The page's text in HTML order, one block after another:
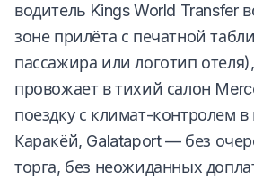
водитель Kings World Transfer
зоне прилёта с печатной
пассажира или логотип
провожает в тихий салон
поездку с климат-контролем
Каракёй, Galataport — без
торга, без неожиданных